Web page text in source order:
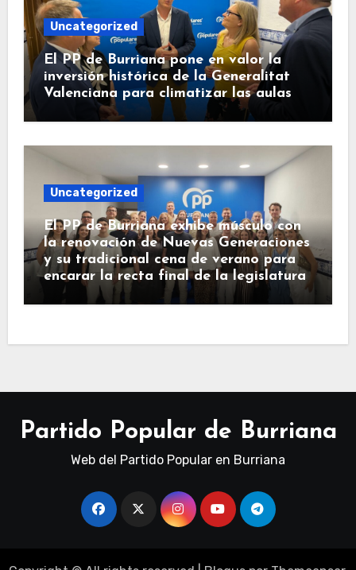
Uncategorized
El PP de Burriana pone en valor la
inversión histórica de la Generalitat
Valenciana para climatizar las aulas
Uncategorized
El PP de Burriana exhibe músculo con
la renovación de Nuevas Generaciones
y su tradicional cena de verano para
encarar la recta final de la legislatura
Partido Popular de Burriana
Web del Partido Popular en Burriana